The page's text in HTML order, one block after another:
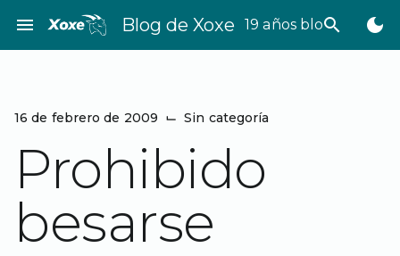
contenido
menu Blog de Xoxe 19 años bloggeando
search dark_mode
16 de febrero de 2009 ⌙ Sin categoría
Prohibido
besarse